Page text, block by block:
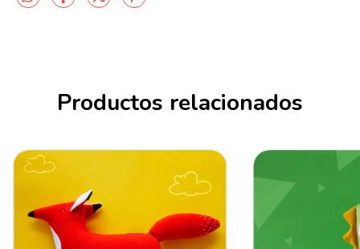
Productos relacionados